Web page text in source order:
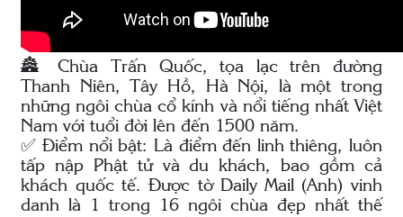
🏯 Chùa Trấn Quốc, tọa lạc trên đường
Thanh Niên, Tây Hồ, Hà Nội, là một trong
những ngôi chùa cổ kính và nổi tiếng nhất Việt
Nam với tuổi đời lên đến 1500 năm.
✅ Điểm nổi bật: Là điểm đến linh thiêng, luôn
tấp nập Phật tử và du khách, bao gồm cả
khách quốc tế. Được tờ Daily Mail (Anh) vinh
danh là 1 trong 16 ngôi chùa đẹp nhất thế